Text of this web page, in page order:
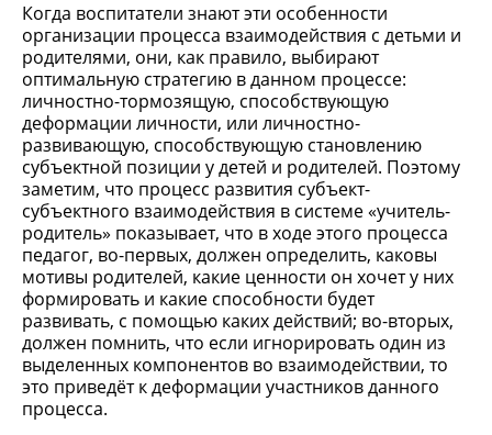
Когда воспитатели знают эти особенности
организации процесса взаимодействия с детьми и
родителями, они, как правило, выбирают
оптимальную стратегию в данном процессе:
личностно-тормозящую, способствующую
деформации личности, или личностно-
развивающую, способствующую становлению
субъектной позиции у детей и родителей. Поэтому
заметим, что процесс развития субъект-
субъектного взаимодействия в системе «учитель-
родитель» показывает, что в ходе этого процесса
педагог, во-первых, должен определить, каковы
мотивы родителей, какие ценности он хочет у них
формировать и какие способности будет
развивать, с помощью каких действий; во-вторых,
должен помнить, что если игнорировать один из
выделенных компонентов во взаимодействии, то
это приведёт к деформации участников данного
процесса.